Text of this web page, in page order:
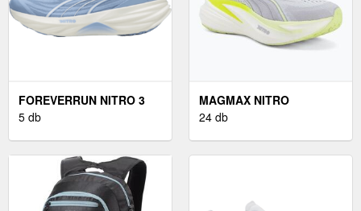
FOREVERRUN NITRO 3
5 db
MAGMAX NITRO
24 db